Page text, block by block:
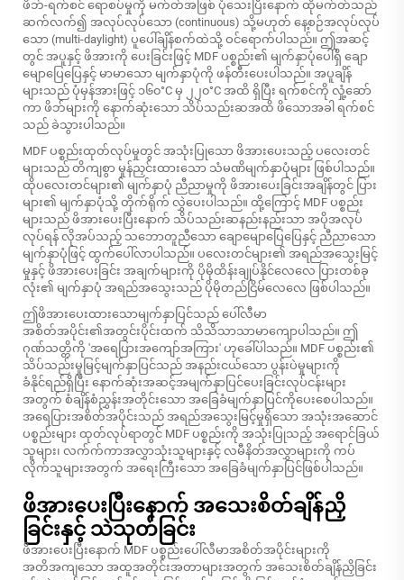
ဖိဘ်-ရက်စင် ရောစပ်မှုကို မက်တ်အဖြစ် ပုံသေးပြီးနောက် ထိုမက်တ်သည်
ဆက်လက်၍ အလုပ်လုပ်သော (continuous) သို့မဟုတ် နေ့စဉ်အလုပ်လုပ်
သော (multi-daylight) ပူပေါ်ချိန်စက်ထဲသို့ ဝင်ရောက်ပါသည်။ ဤအဆင့်
တွင် အပူနှင့် ဖိအားကို ပေးခြင်းဖြင့် MDF ပစ္စည်း၏ မျက်နှာပုံပေါ်ရှိ ချော
မျောပြေပြေနှင့် မာမာသော မျက်နှာပုံကို ဖန်တီးပေးပါသည်။ အပူချိန်
များသည် ပုံမှန်အားဖြင့် ၁၆၀°C မှ ၂၂၀°C အထိ ရှိပြီး ရက်စင်ကို လှုံ့ဆော်
ကာ ဖိဘ်များကို နောက်ဆုံးသော သိပ်သည်းဆအထိ ဖိသောအခါ ရက်စင်
သည် ခဲသွားပါသည်။
MDF ပစ္စည်းထုတ်လုပ်မှုတွင် အသုံးပြုသော ဖိအားပေးသည့် ပလေးတင်
များသည် တိကျစွာ မှုန်ညှင်းထားသော သံမဏိမျက်နှာပုံများ ဖြစ်ပါသည်။
ထိုပလေးတင်များ၏ မျက်နှာပုံ ညီညာမှုကို ဖိအားပေးခြင်းအချိန်တွင် ပြား
များ၏ မျက်နှာပုံသို့ တိုက်ရိုက် လွှဲပေးပါသည်။ ထို့ကြောင့် MDF ပစ္စည်း
များသည် ဖိအားပေးပြီးနောက် သိပ်သည်းဆနည်းနည်းသာ အပိုအလုပ်
လုပ်ရန် လိုအပ်သည့် သဘောတူညီသော ချောမျောပြေပြေနှင့် ညီညာသော
မျက်နှာပုံဖြင့် ထွက်ပေါ်လာပါသည်။ ပလေးတင်များ၏ အရည်အသွေးမြင့်
မှုနှင့် ဖိအားပေးခြင်း အချက်များကို ပိုမိုထိန်းချုပ်နိုင်လေလေ ပြားတစ်ခု
လုံး၏ မျက်နှာပုံ အရည်အသွေးသည် ပိုမိုတည်ငြိမ်လေလေ ဖြစ်ပါသည်။
ဤဖိအားပေးထားသောမျက်နှာပြင်သည် ပေါ်လီမာ
အစိတ်အပိုင်း၏အတွင်းပိုင်းထက် သိသိသာသာမာကျောပါသည်။ ဤ
ဂုဏ်သတ္တိကို 'အရေပြားအကျော်အကြား' ဟုခေါ်ပါသည်။ MDF ပစ္စည်း၏
သိပ်သည်းမှုမြင့်မျက်နှာပြင်သည် အနည်းငယ်သော ပွန်းပဲမှုများကို
ခံနိုင်ရည်ရှိပြီး နောက်ဆုံးအဆင့်အမျက်နှာပြင်ပေးခြင်းလုပ်ငန်းများ
အတွက် စံချိန်စံညွှန်းအတိုင်းသော အခြေခံမျက်နှာပြင်ကိုပေးစေပါသည်။
အရေပြားအစိတ်အပိုင်းသည် အရည်အသွေးမြင့်မှုရှိသော အသုံးအဆောင်
ပစ္စည်းများ ထုတ်လုပ်ရာတွင် MDF ပစ္စည်းကို အသုံးပြုသည့် အရောင်ခြယ်
သူများ၊ လက်က်ကာအလွှာသုံးသူများနှင့် လမီနိတ်အလွှာများကို ကပ်
လိုက်သူများအတွက် အရေးကြီးသော အခြေခံမျက်နှာပြင်ဖြစ်ပါသည်။
ဖိအားပေးပြီးနောက် အသေးစိတ်ချိန်ညှိ
ခြင်းနှင့် သဲသုတ်ခြင်း
ဖိအားပေးပြီးနောက် MDF ပစ္စည်းပေါ်လီမာအစိတ်အပိုင်းများကို
အတိအကျသော အထူအတိုင်းအတာများအတွက် အသေးစိတ်ချိန်ညှိခြင်း